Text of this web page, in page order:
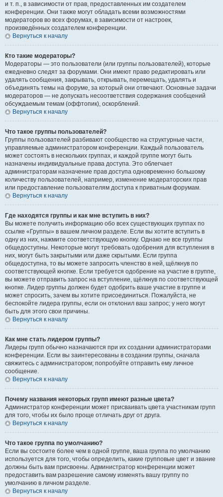
и т. п., в зависимости от прав, предоставленных им создателем
конференции. Они также могут обладать всеми возможностями
модераторов во всех форумах, в зависимости от настроек,
произведённых создателем конференции.
Вернуться к началу
Кто такие модераторы?
Модераторы — это пользователи (или группы пользователей), которые
ежедневно следят за форумами. Они имеют право редактировать или
удалять сообщения, закрывать, открывать, перемещать, удалять и
объединять темы на форуме, за который они отвечают. Основные задачи
модераторов — не допускать несоответствия содержания сообщений
обсуждаемым темам (оффтопик), оскорблений.
Вернуться к началу
Что такое группы пользователей?
Группы пользователей разбивают сообщество на структурные части,
управляемые администратором конференции. Каждый пользователь
может состоять в нескольких группах, и каждой группе могут быть
назначены индивидуальные права доступа. Это облегчает
администраторам назначение прав доступа одновременно большому
количеству пользователей, например, изменение модераторских прав
или предоставление пользователям доступа к приватным форумам.
Вернуться к началу
Где находятся группы и как мне вступить в них?
Вы можете получить информацию обо всех существующих группах по
ссылке «Группы» в вашем личном разделе. Если вы хотите вступить в
одну из них, нажмите соответствующую кнопку. Однако не все группы
общедоступны. Некоторые могут требовать одобрения для вступления в
них, могут быть закрытыми или даже скрытыми. Если группа
общедоступна, то вы можете запросить членство в ней, щёлкнув по
соответствующей кнопке. Если требуется одобрение на участие в группе,
вы можете отправить запрос на вступление, щёлкнув по соответствующей
кнопке. Лидер группы должен будет одобрить ваше участие в группе и
может спросить, зачем вы хотите присоединиться. Пожалуйста, не
беспокойте лидера группы, если он отклонил ваш запрос; у него могут
быть для этого свои причины.
Вернуться к началу
Как мне стать лидером группы?
Лидеры групп обычно назначаются при их создании администраторами
конференции. Если вы заинтересованы в создании группы, сначала
свяжитесь с администратором; попробуйте отправить ему личное
сообщение.
Вернуться к началу
Почему названия некоторых групп имеют разные цвета?
Администратор конференции может присваивать цвета участникам групп
для того, чтобы их было проще отличать друг от друга.
Вернуться к началу
Что такое группа по умолчанию?
Если вы состоите более чем в одной группе, ваша группа по умолчанию
используется для того, чтобы определить, какие групповые цвет и звание
должны быть вам присвоены. Администратор конференции может
предоставить вам разрешение самому изменять вашу группу по
умолчанию в личном разделе.
Вернуться к началу